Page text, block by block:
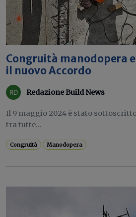
Congruità manodopera
il nuovo Accordo
Redazione Build News
Il 9 maggio 2024 è stato
tra tutte...
Congruità Manodopera